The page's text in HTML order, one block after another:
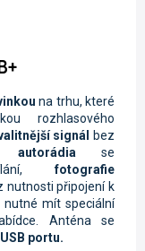
na trhu, které
rozhlasového
signál
bez
autorádia se
fotografie
nutnosti připojení k
nutné mít speciální
Anténa se
USB portu.